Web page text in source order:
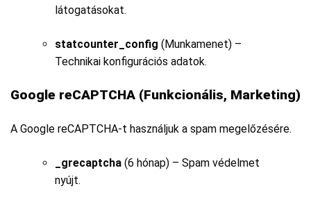
látogatásokat.
statcounter_config (Munkamenet) –
Technikai konfigurációs adatok.
Google reCAPTCHA (Funkcionális, Marketing)
A Google reCAPTCHA-t használjuk a spam megelőzésére.
_grecaptcha (6 hónap) – Spam védelmet
nyújt.